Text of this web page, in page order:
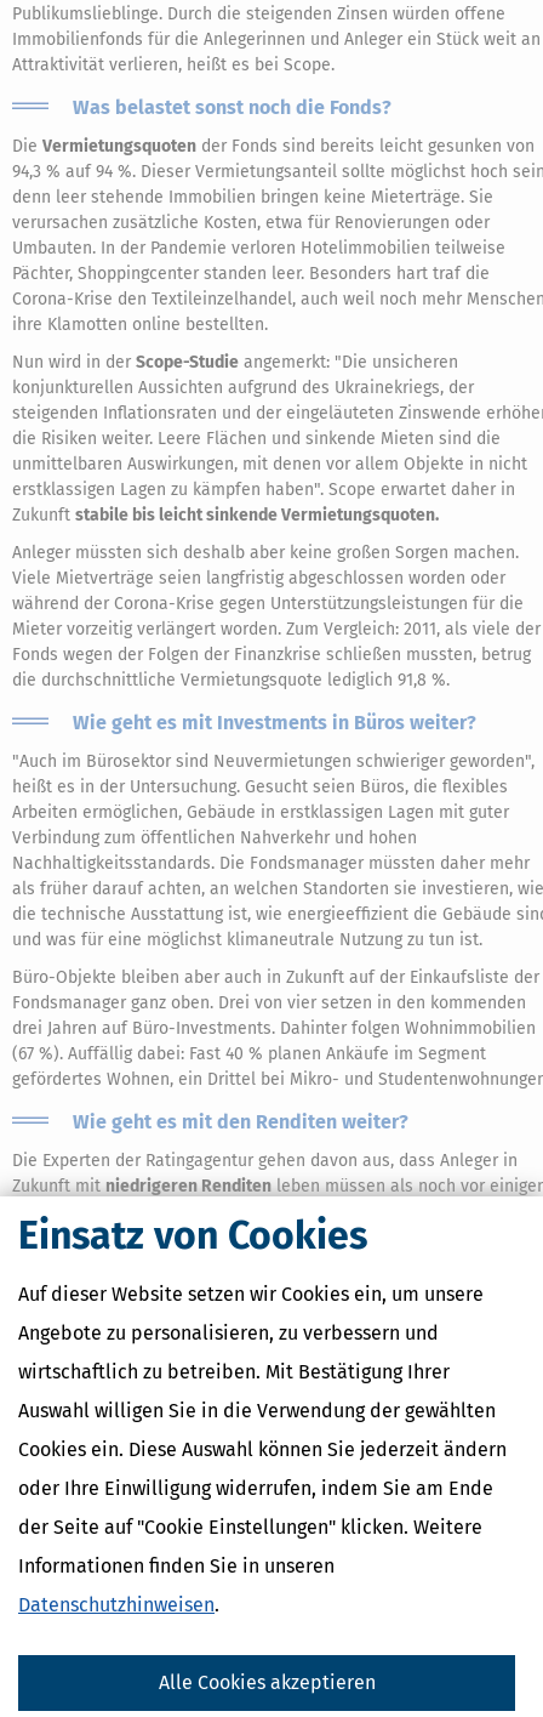
Einsatz von Cookies
Auf dieser Website setzen wir Cookies ein, um unsere
Angebote zu personalisieren, zu verbessern und
wirtschaftlich zu betreiben. Mit Bestätigung Ihrer
Auswahl willigen Sie in die Verwendung der gewählten
Cookies ein. Diese Auswahl können Sie jederzeit ändern
oder Ihre Einwilligung widerrufen, indem Sie am Ende
der Seite auf "Cookie Einstellungen" klicken. Weitere
Informationen finden Sie in unseren
Datenschutzhinweisen.
Alle Cookies akzeptieren
Publikumslieblinge. Durch die steigenden Zinsen würden offene
Immobilienfonds für die Anlegerinnen und Anleger ein Stück weit an
Attraktivität verlieren, heißt es bei Scope.
Was belastet sonst noch die Fonds?
Die Vermietungsquoten der Fonds sind bereits leicht gesunken von
94,3 % auf 94 %. Dieser Vermietungsanteil sollte möglichst hoch
denn leer stehende Immobilien bringen keine Mieterträge. Sie
verursachen zusätzliche Kosten, etwa für Renovierungen oder
Umbauten. In der Pandemie verloren Hotelimmobilien teilweise
Pächter, Shoppingcenter standen leer. Besonders hart traf die
Corona-Krise den Textileinzelhandel, auch weil noch mehr
ihre Klamotten online bestellten.
Nun wird in der Scope-Studie angemerkt: "Die unsicheren
konjunkturellen Aussichten aufgrund des Ukrainekriegs, der
steigenden Inflationsraten und der eingeläuteten Zinswende
die Risiken weiter. Leere Flächen und sinkende Mieten sind die
unmittelbaren Auswirkungen, mit denen vor allem Objekte in nicht
erstklassigen Lagen zu kämpfen haben". Scope erwartet daher in
Zukunft stabile bis leicht sinkende Vermietungsquoten.
Anleger müssten sich deshalb aber keine großen Sorgen machen.
Viele Mietverträge seien langfristig abgeschlossen worden oder
während der Corona-Krise gegen Unterstützungsleistungen für die
Mieter vorzeitig verlängert worden. Zum Vergleich: 2011, als viele der
Fonds wegen der Folgen der Finanzkrise schließen mussten, betrug
die durchschnittliche Vermietungsquote lediglich 91,8 %.
Wie geht es mit Investments in Büros weiter?
"Auch im Bürosektor sind Neuvermietungen schwieriger geworden",
heißt es in der Untersuchung. Gesucht seien Büros, die flexibles
Arbeiten ermöglichen, Gebäude in erstklassigen Lagen mit guter
Verbindung zum öffentlichen Nahverkehr und hohen
Nachhaltigkeitsstandards. Die Fondsmanager müssten daher mehr
als früher darauf achten, an welchen Standorten sie investieren, wie
die technische Ausstattung ist, wie energieeffizient die Gebäude
und was für eine möglichst klimaneutrale Nutzung zu tun ist.
Büro-Objekte bleiben aber auch in Zukunft auf der Einkaufsliste der
Fondsmanager ganz oben. Drei von vier setzen in den kommenden
drei Jahren auf Büro-Investments. Dahinter folgen Wohnimmobilien
(67 %). Auffällig dabei: Fast 40 % planen Ankäufe im Segment
gefördertes Wohnen, ein Drittel bei Mikro- und
Wie geht es mit den Renditen weiter?
Die Experten der Ratingagentur gehen davon aus, dass Anleger in
Zukunft mitniedrigeren Renditenleben müssen als noch vor
Jahren.
Trotzdem erwartet die Ratingagentur zumindest kurzfristig leicht
Jahr, weil die negativen Effekte durch die Corona-Krise nachlassen.
Damit seien die Renditen der Fonds immer noch deutlich besser als
die Zinsen für Tages- oder Festgelder oder deutsche Staatsanleihen.
wieder heran?
herausgezogen werden. Trotzdem mögen Sie sich vielleicht fragen,
solche Fonds nicht zuletzt wegen der Corona-Krise in naher Zukunft
kommen könnten.
der Fonds Immobilien teuer eingekauft, mussten diese aber in der
verkaufen, um Anleger auszahlen zu können, die ihre Fondsanteile
loswerden wollten. 18 Fonds mussten wegen Liquiditätsmangel
geschlossen und später abgewickelt werden.